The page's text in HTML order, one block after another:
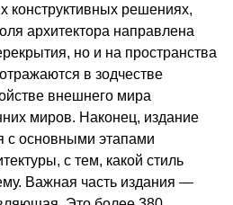
конструктивных решениях,
архитектора направлена
но и на пространства
в зодчестве
внешнего мира
миров. Наконец, издание
с основными этапами
с тем, какой стиль
Важная часть издания —